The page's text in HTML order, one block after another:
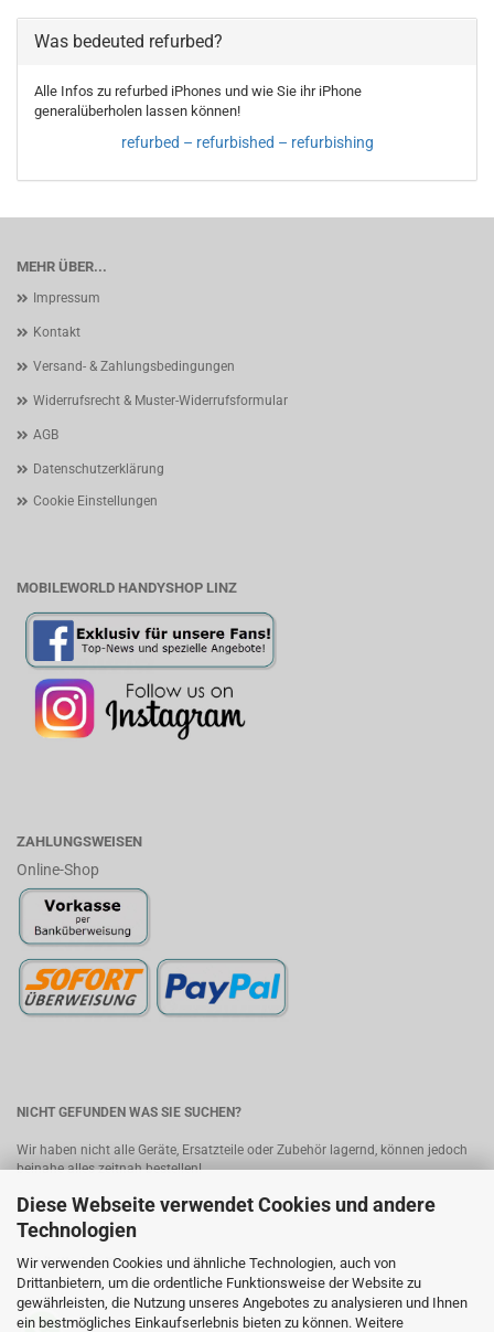
Diese Webseite verwendet Cookies und andere
Technologien
Wir verwenden Cookies und ähnliche Technologien, auch von
Drittanbietern, um die ordentliche Funktionsweise der Website zu
gewährleisten, die Nutzung unseres Angebotes zu analysieren und Ihnen
ein bestmögliches Einkaufserlebnis bieten zu können. Weitere
Was bedeuted refurbed?
Alle Infos zu refurbed iPhones und wie Sie ihr iPhone
generalüberholen lassen können!
refurbed – refurbished – refurbishing
MEHR ÜBER...
Impressum
Kontakt
Versand- & Zahlungsbedingungen
Widerrufsrecht & Muster-Widerrufsformular
AGB
Datenschutzerklärung
Cookie Einstellungen
MOBILEWORLD HANDYSHOP LINZ
ZAHLUNGSWEISEN
Online-Shop
NICHT GEFUNDEN WAS SIE SUCHEN?
Wir haben nicht alle Geräte, Ersatzteile oder Zubehör lagernd, können jedoch
beinahe alles zeitnah bestellen!
Bitte senden Sie uns Ihre Anfrage, wir melden uns umgehend mit einem
Angebot.Kontakt
MobileWorld - Ihr Online-Handyshop in Linz